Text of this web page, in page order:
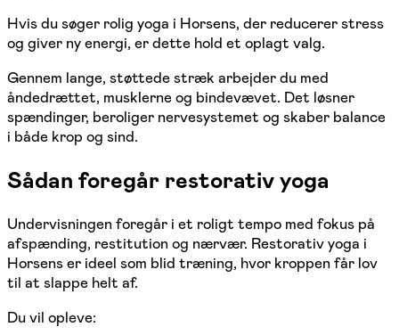
Hvis du søger rolig yoga i Horsens, der reducerer stress
og giver ny energi, er dette hold et oplagt valg.
Gennem lange, støttede stræk arbejder du med
åndedrættet, musklerne og bindevævet. Det løsner
spændinger, beroliger nervesystemet og skaber balance
i både krop og sind.
Sådan foregår restorativ yoga
Undervisningen foregår i et roligt tempo med fokus på
afspænding, restitution og nærvær. Restorativ yoga i
Horsens er ideel som blid træning, hvor kroppen får lov
til at slappe helt af.
Du vil opleve: